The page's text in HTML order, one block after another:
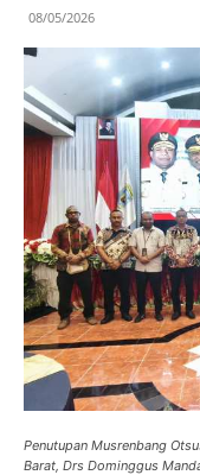
08/05/2026
Penutupan Musrenbang
Barat, Drs Dominggus